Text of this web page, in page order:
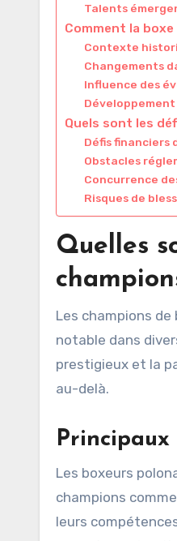
Talents
Comment la
Contexte
Changements
Influence des
Quels sont les
Défis financiers
Obstacles
Concurrence
Risques de
Quelles
Les champions
notable dans
prestigieux et la
au-delà.
Les boxeurs
champions
leurs